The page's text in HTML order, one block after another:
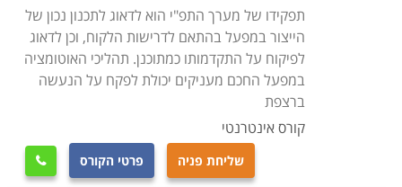
תפקידו של מערך התפ"י הוא לדאוג לתכנון נכון של
הייצור במפעל בהתאם לדרישות הלקוח, וכן לדאוג
לפיקוח על התקדמותו כמתוכנן. תהליכי האוטומציה
במפעל החכם מעניקים יכולת לפקח על הנעשה
ברצפת
קורס אינטרנטי
שליחת פניה פרטי הקורס 